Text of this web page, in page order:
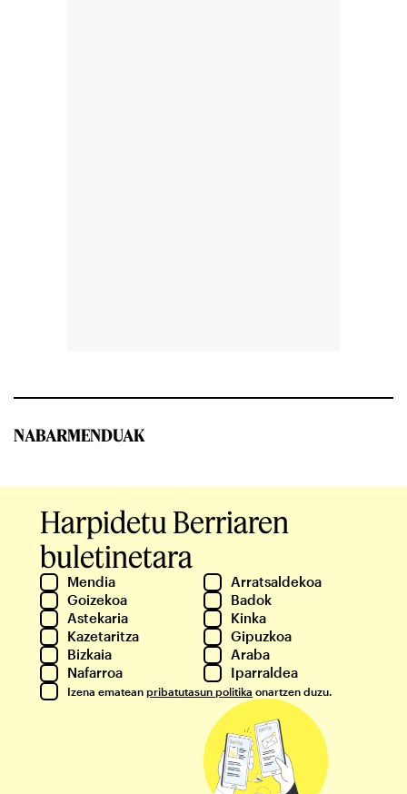
NABARMENDUAK
Harpidetu Berriaren
buletinetara
Mendia
Arratsaldekoa
Goizekoa
Badok
Astekaria
Kinka
Kazetaritza
Gipuzkoa
Bizkaia
Araba
Nafarroa
Iparraldea
Izena ematean pribatutasun politika onartzen duzu.